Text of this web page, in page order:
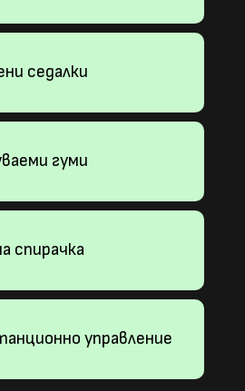
седалки
гуми
спирачка
управление